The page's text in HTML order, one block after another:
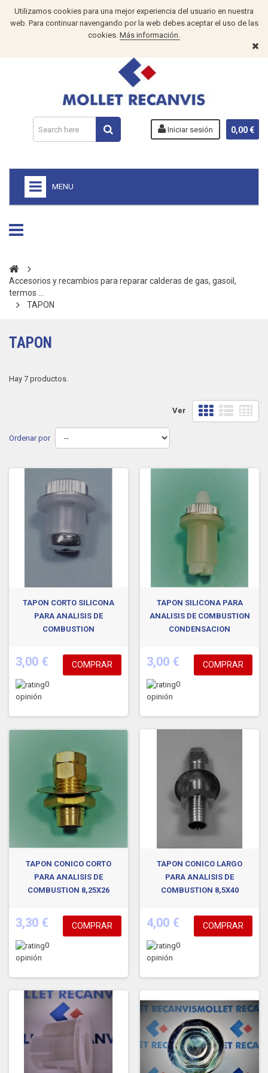
Utilizamos cookies para una mejor experiencia del usuario en nuestra
web. Para continuar navengando por la web debes aceptar el uso de las
cookies. Más información.
0,00 €
Iniciar sesión
MENU
Accesorios y recambios para reparar calderas de gas, gasoil,
termos ...
TAPON
TAPON
Hay 7 productos.
Ver
Ordenar por
TAPON CORTO SILICONA
PARA ANALISIS DE
COMBUSTION
3,00 €
0
opinión
COMPRAR
TAPON SILICONA PARA
ANALISIS DE COMBUSTION
CONDENSACION
3,00 €
0
opinión
COMPRAR
TAPON CONICO CORTO
PARA ANALISIS DE
COMBUSTION 8,25X26
3,30 €
0
opinión
COMPRAR
TAPON CONICO LARGO
PARA ANALISIS DE
COMBUSTION 8,5X40
4,00 €
0
opinión
COMPRAR